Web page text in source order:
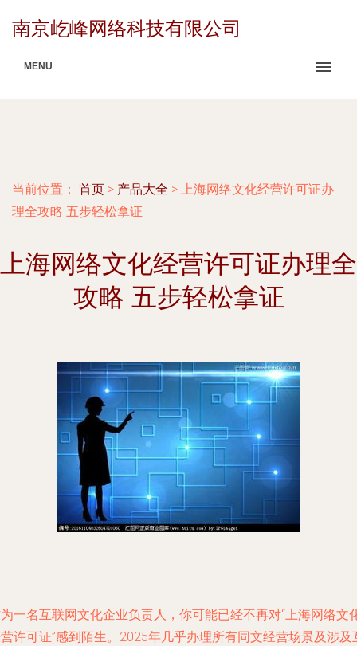
南京屹峰网络科技有限公司
MENU
当前位置： 首页 > 产品大全 > 上海网络文化经营许可证办
理全攻略 五步轻松拿证
上海网络文化经营许可证办理全
攻略 五步轻松拿证
一名互联网文化企业负责人，你可能已经不再对“上海网络文
许可证”感到陌生。2025年几乎办理所有同文经营场景及涉及